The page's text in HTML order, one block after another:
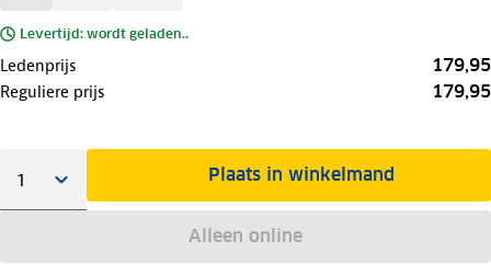
Levertijd: wordt geladen..
Ledenprijs 179,95
Reguliere prijs 179,95
Plaats in winkelmand
Alleen online